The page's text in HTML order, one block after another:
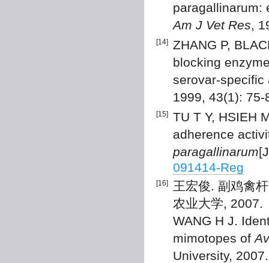
paragallinarum:
Am J Vet Res,
[14]
ZHANG P,
blocking
serovar-
1999, 43(1):
[15]
TU T Y, HSIEH
adherence
paragallinarum
091414-Reg
[16]
王宏俊. 副鸡禽
农业大学, 2007.
WANG H J.
mimotopes of
University,